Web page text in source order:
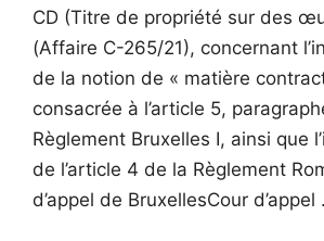
CD (Titre de propriété sur des
(Affaire C-265/21), concernant
de la notion de « matière
consacrée à l’article 5,
Règlement Bruxelles I, ainsi que
de l’article 4 de la Règlement
d’appel de BruxellesCour d’appel